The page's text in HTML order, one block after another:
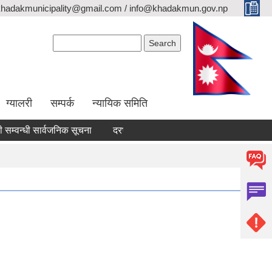
/ info@khadakmun.gov.np
ग्यालरी सम्पर्क न्यायिक समिति
सार्वजनिक सूचना दरभाउपत्र स्वीकृत गर्ने आश्यको सूचना